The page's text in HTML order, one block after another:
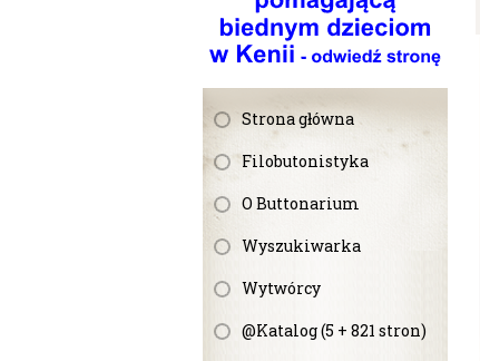
Strona główna
Filobutonistyka
O Buttonarium
Wyszukiwarka
Wytwórcy
@Katalog (5 + 821 stron)